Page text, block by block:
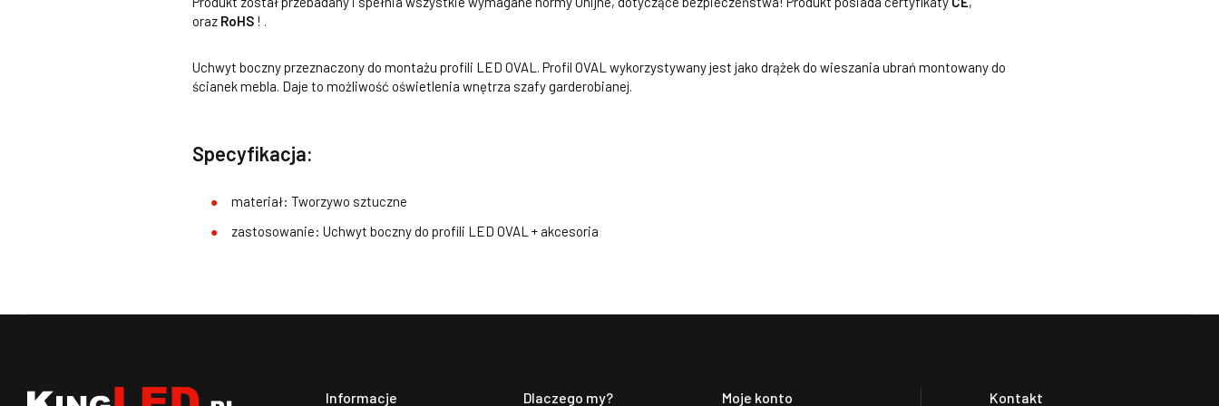
oraz RoHS ! .
Uchwyt boczny przeznaczony do montażu profili LED OVAL. Profil OVAL wykorzystywany jest jako drążek do wieszania ubrań montowany do
ścianek mebla. Daje to możliwość oświetlenia wnętrza szafy garderobianej.
Specyfikacja:
materiał: Tworzywo sztuczne
zastosowanie: Uchwyt boczny do profili LED OVAL + akcesoria
Informacje Dlaczego my? Moje konto Kontakt